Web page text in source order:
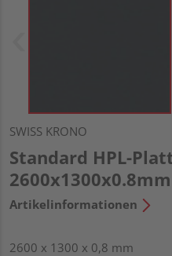
SWISS KRONO
Standard HPL-
2600x1300x0.8mm
Artikelinformationen
2600 x 1300 x 0,8 mm